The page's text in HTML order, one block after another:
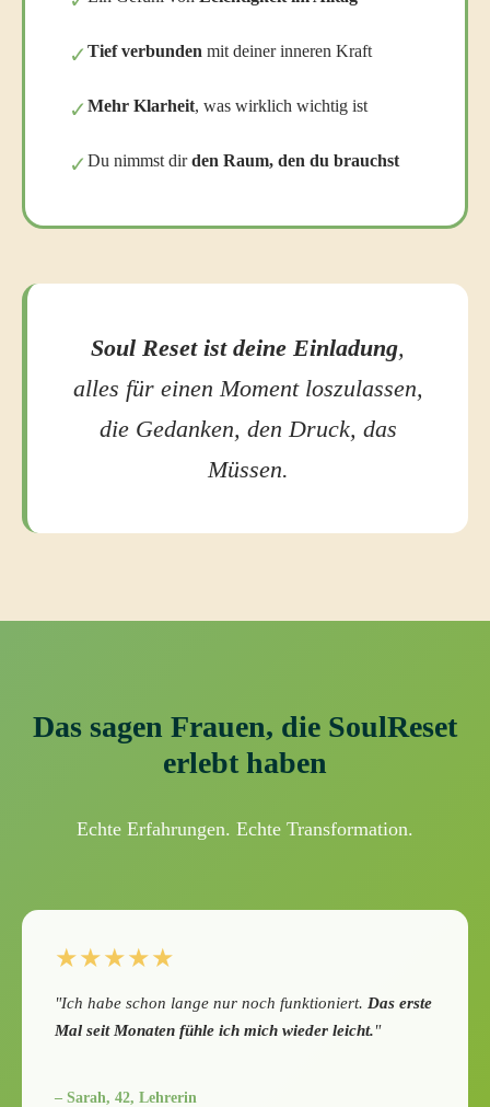
✓ Tief verbunden mit deiner inneren Kraft
✓ Mehr Klarheit, was wirklich wichtig ist
✓ Du nimmst dirden Raum, den du brauchst
Soul Reset ist deine Einladung,
alles für einen Moment loszulassen,
die Gedanken, den Druck, das
Müssen.
Das sagen Frauen, die SoulReset
erlebt haben
Echte Erfahrungen. Echte Transformation.
★★★★★
"Ich habe schon lange nur noch funktioniert. Das erste
Mal seit Monaten fühle ich mich wieder leicht."
– Sarah, 42, Lehrerin